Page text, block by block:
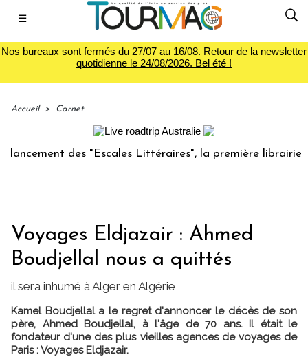
☰
Nos bureaux sont fermés du 27/07 au 16/08. Retour de la newsletter
quotidienne le 24/08/2026. Bel été !
Accueil > Carnet
des "Escales Littéraires", la première librairie du
Voyages Eldjazair : Ahmed
Boudjellal nous a quittés
il sera inhumé à Alger en Algérie
Kamel Boudjellal a le regret d'annoncer le décès de son
père, Ahmed Boudjellal, à l'âge de 70 ans. Il était le
fondateur d'une des plus vieilles agences de voyages de
Paris : Voyages Eldjazair.